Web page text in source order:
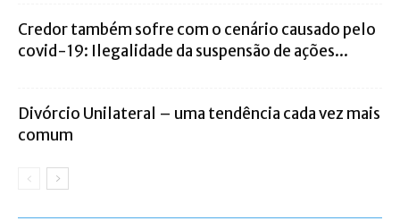
Credor também sofre com o cenário causado pelo
covid-19: Ilegalidade da suspensão de ações...
Divórcio Unilateral – uma tendência cada vez mais
comum